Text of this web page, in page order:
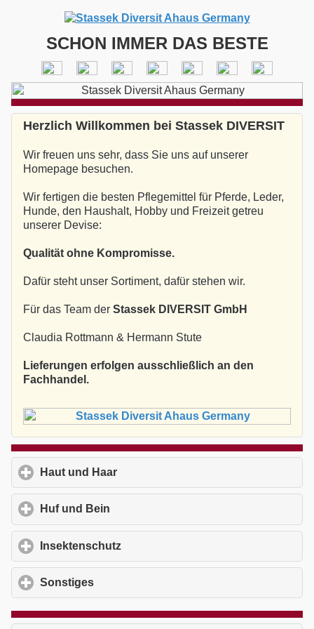
SCHON IMMER DAS BESTE
Herzlich Willkommen bei Stassek DIVERSIT
Wir freuen uns sehr, dass Sie uns auf unserer
Homepage besuchen.
Wir fertigen die besten Pflegemittel für Pferde, Leder,
Hunde, den Haushalt, Hobby und Freizeit getreu
unserer Devise:
Qualität ohne Kompromisse.
Dafür steht unser Sortiment, dafür stehen wir.
Für das Team der Stassek DIVERSIT GmbH
Claudia Rottmann & Hermann Stute
Lieferungen erfolgen ausschließlich an den
Fachhandel.
Haut und Haar
Huf und Bein
Insektenschutz
Sonstiges